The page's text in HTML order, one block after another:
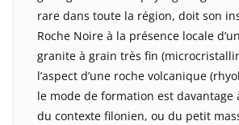
rare dans toute la région, doit son
Roche Noire à la présence locale
granite à grain très fin
l’aspect d’une roche volcanique
le mode de formation est davantage
du contexte filonien, ou du petit